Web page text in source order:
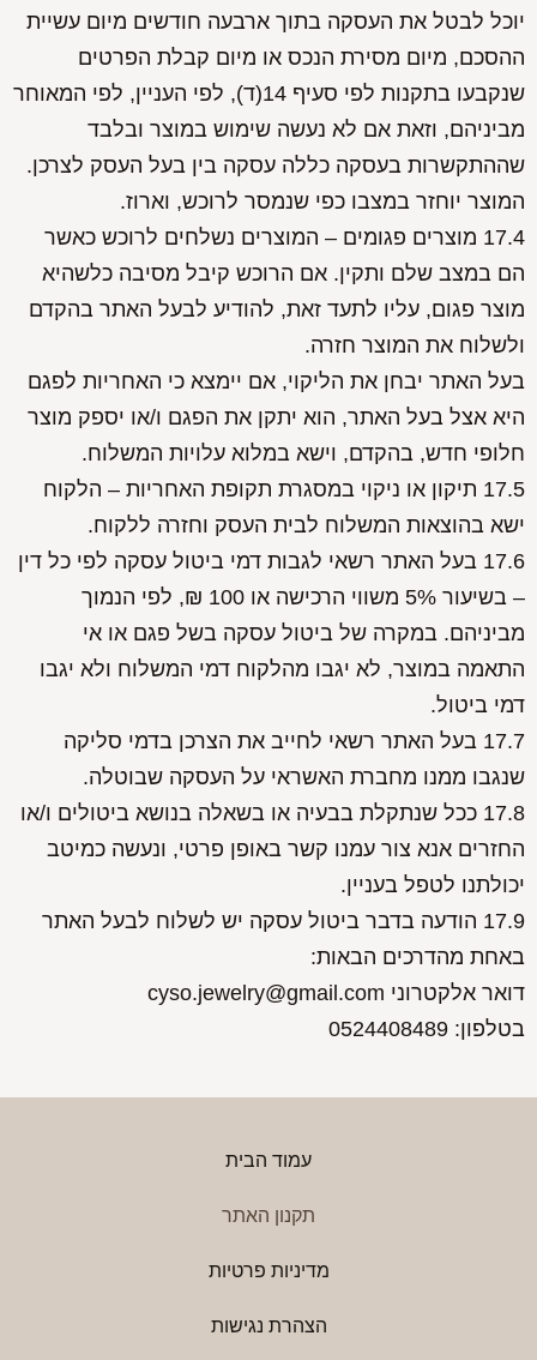
יוכל לבטל את העסקה בתוך ארבעה חודשים מיום עשיית
ההסכם, מיום מסירת הנכס או מיום קבלת הפרטים
שנקבעו בתקנות לפי סעיף 14(ד), לפי העניין, לפי המאוחר
מביניהם, וזאת אם לא נעשה שימוש במוצר ובלבד
שההתקשרות בעסקה כללה עסקה בין בעל העסק לצרכן.
המוצר יוחזר במצבו כפי שנמסר לרוכש, וארוז.
17.4 מוצרים פגומים – המוצרים נשלחים לרוכש כאשר
הם במצב שלם ותקין. אם הרוכש קיבל מסיבה כלשהיא
מוצר פגום, עליו לתעד זאת, להודיע לבעל האתר בהקדם
ולשלוח את המוצר חזרה.
בעל האתר יבחן את הליקוי, אם יימצא כי האחריות לפגם
היא אצל בעל האתר, הוא יתקן את הפגם ו/או יספק מוצר
חלופי חדש, בהקדם, וישא במלוא עלויות המשלוח.
17.5 תיקון או ניקוי במסגרת תקופת האחריות – הלקוח
ישא בהוצאות המשלוח לבית העסק וחזרה ללקוח.
17.6 בעל האתר רשאי לגבות דמי ביטול עסקה לפי כל דין
– בשיעור 5% משווי הרכישה או 100 ₪, לפי הנמוך
מביניהם. במקרה של ביטול עסקה בשל פגם או אי
התאמה במוצר, לא יגבו מהלקוח דמי המשלוח ולא יגבו
דמי ביטול.
17.7 בעל האתר רשאי לחייב את הצרכן בדמי סליקה
שנגבו ממנו מחברת האשראי על העסקה שבוטלה.
17.8 ככל שנתקלת בבעיה או בשאלה בנושא ביטולים ו/או
החזרים אנא צור עמנו קשר באופן פרטי, ונעשה כמיטב
יכולתנו לטפל בעניין.
17.9 הודעה בדבר ביטול עסקה יש לשלוח לבעל האתר
באחת מהדרכים הבאות:
דואר אלקטרוני cyso.jewelry@gmail.com
בטלפון: 0524408489
עמוד הבית
תקנון האתר
מדיניות פרטיות
הצהרת נגישות